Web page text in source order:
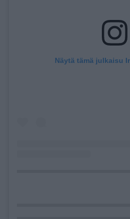
Näytä tämä julkaisu